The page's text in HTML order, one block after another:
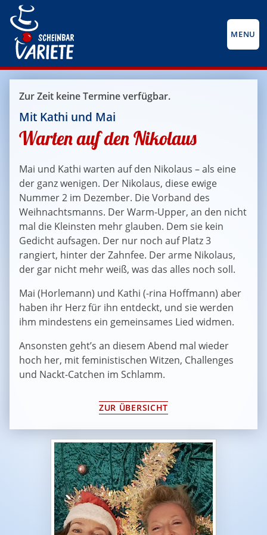
MENU
Zur Zeit keine Termine verfügbar.
Mit Kathi und Mai
Warten auf den Nikolaus
Mai und Kathi warten auf den Nikolaus – als eine
der ganz wenigen. Der Nikolaus, diese ewige
Nummer 2 im Dezember. Die Vorband des
Weihnachtsmanns. Der Warm-Upper, an den nicht
mal die Kleinsten mehr glauben. Dem sie kein
Gedicht aufsagen. Der nur noch auf Platz 3
rangiert, hinter der Zahnfee. Der arme Nikolaus,
der gar nicht mehr weiß, was das alles noch soll.
Mai (Horlemann) und Kathi (-rina Hoffmann) aber
haben ihr Herz für ihn entdeckt, und sie werden
ihm mindestens ein gemeinsames Lied widmen.
Ansonsten geht’s an diesem Abend mal wieder
hoch her, mit feministischen Witzen, Challenges
und Nackt-Catchen im Schlamm.
ZUR ÜBERSICHT